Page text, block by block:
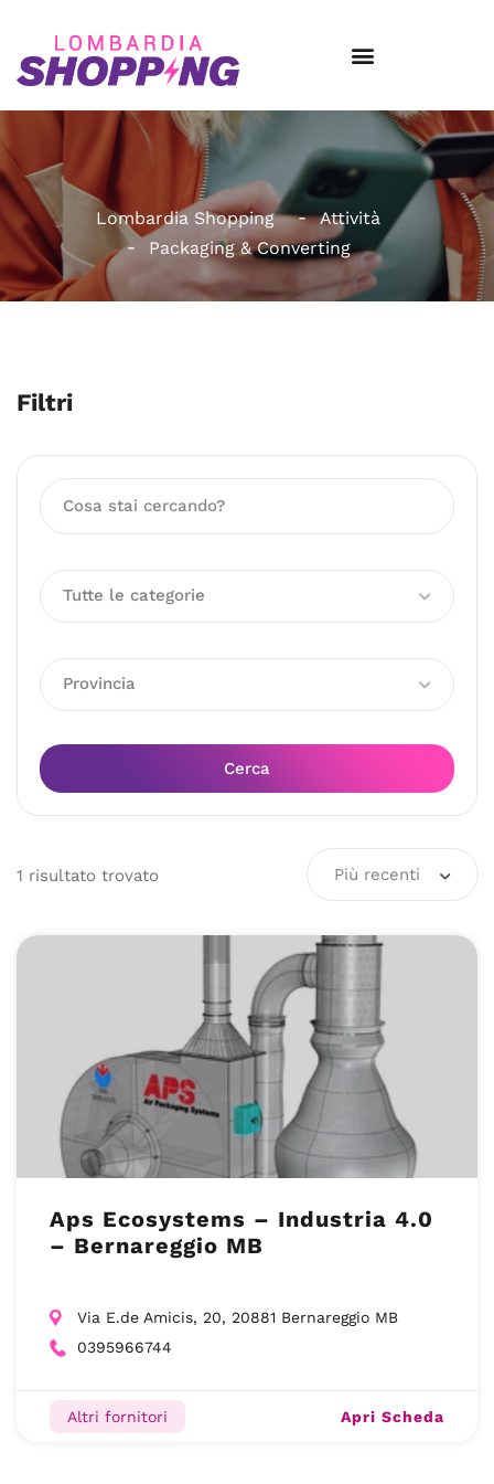
Lombardia Shopping
Attività
Packaging & Converting
Filtri
Tutte le categorie
Provincia
Cerca
1 risultato trovato Più recenti
Aps Ecosystems – Industria 4.0
– Bernareggio MB
Via E.de Amicis, 20, 20881 Bernareggio MB
0395966744
Altri fornitori Apri Scheda